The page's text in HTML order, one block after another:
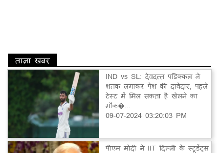
ताज़ा खबर
IND vs SL: देवदत्त पडिक्कल ने
शतक लगाकर पेश की दावेदार, पहले
टेस्ट में मिल सकता है खेलने का
मौक�...
09-07-2024 03:20:03 PM
पीएम मोदी ने IIT दिल्ली के स्टूडेंट्स